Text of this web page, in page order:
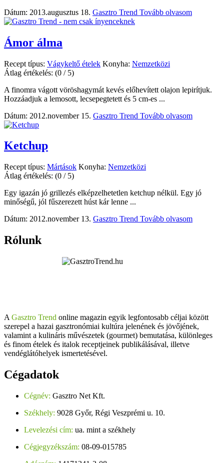
Dátum: 2013.augusztus 18. Gasztro Trend Tovább olvasom
Ámor álma
Recept típus: Vágykeltő ételek Konyha: Nemzetközi
Átlag értékelés: (0 / 5)
A finomra vágott vöröshagymát kevés előhevített olajon lepirítjuk.
Hozzáadjuk a lemosott, lecsepegtetett és 5 cm-es ...
Dátum: 2012.november 15. Gasztro Trend Tovább olvasom
Ketchup
Recept típus: Mártások Konyha: Nemzetközi
Átlag értékelés: (0 / 5)
Egy igazán jó grillezés elképzelhetetlen ketchup nélkül. Egy jó
minőségű, jól fűszerezett húst kár lenne ...
Dátum: 2012.november 13. Gasztro Trend Tovább olvasom
Rólunk
A Gasztro Trend online magazin egyik legfontosabb céljai között
szerepel a hazai gasztronómiai kultúra jelenének és jövőjének,
valamint a kulináris művészetek (gourmet) bemutatása, különleges
és finom ételek és italok receptjeinek publikálásával, illetve
vendéglátóhelyek ismertetésével.
Cégadatok
Cégnév: Gasztro Net Kft.
Székhely: 9028 Győr, Régi Veszprémi u. 10.
Levelezési cím: ua. mint a székhely
Cégjegyzékszám: 08-09-015785